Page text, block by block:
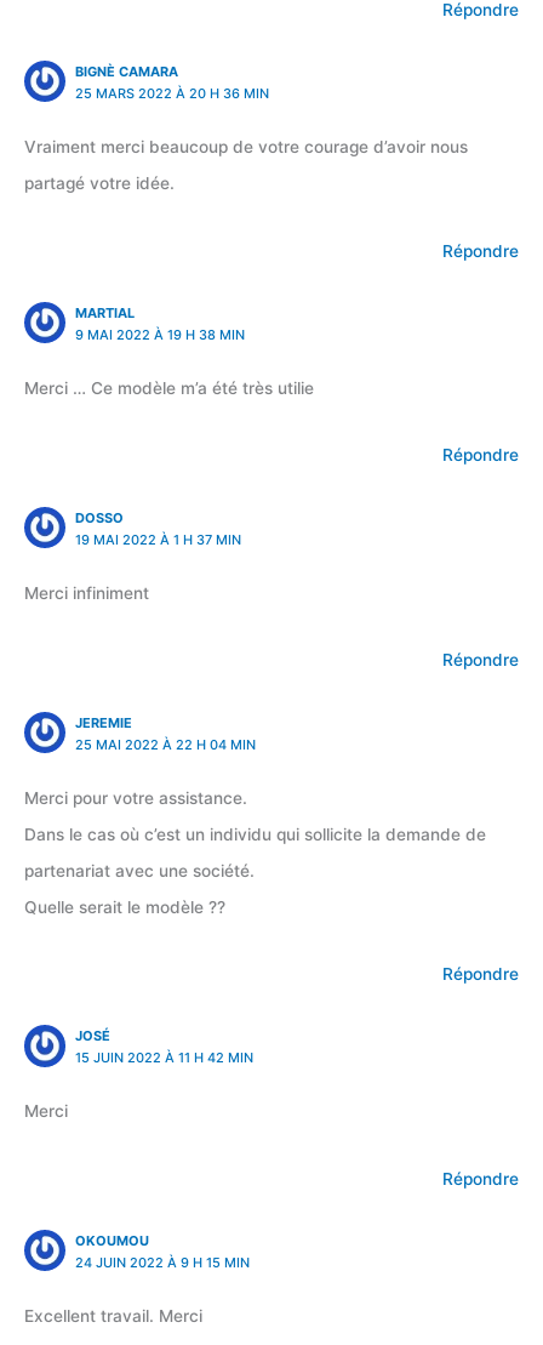
Répondre
BIGNÈ CAMARA
25 MARS 2022 À 20 H 36 MIN
Vraiment merci beaucoup de votre courage d’avoir nous
partagé votre idée.
Répondre
MARTIAL
9 MAI 2022 À 19 H 38 MIN
Merci … Ce modèle m’a été très utilie
Répondre
DOSSO
19 MAI 2022 À 1 H 37 MIN
Merci infiniment
Répondre
JEREMIE
25 MAI 2022 À 22 H 04 MIN
Merci pour votre assistance.
Dans le cas où c’est un individu qui sollicite la demande de
partenariat avec une société.
Quelle serait le modèle ??
Répondre
JOSÉ
15 JUIN 2022 À 11 H 42 MIN
Merci
Répondre
OKOUMOU
24 JUIN 2022 À 9 H 15 MIN
Excellent travail. Merci